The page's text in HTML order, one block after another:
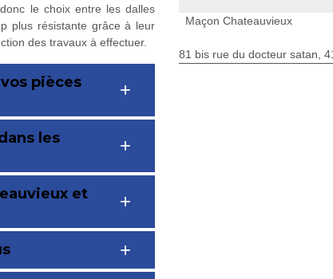
le choix entre les dalles
plus résistante grâce à leur
des travaux à effectuer.
pièces
les
et
Maçon Chateauvieux
81 bis rue du docteur satan,